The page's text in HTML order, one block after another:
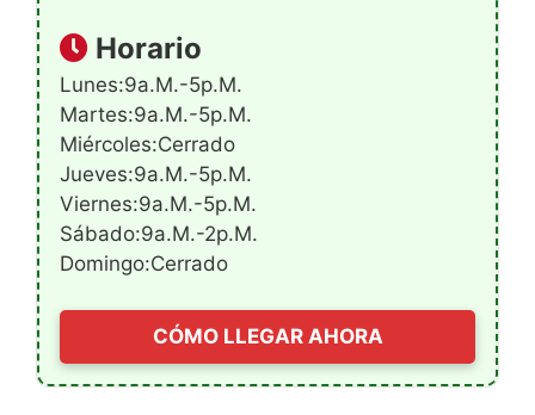
Horario
Lunes:9a.m.-5p.m.
Martes:9a.m.-5p.m.
Miércoles:Cerrado
Jueves:9a.m.-5p.m.
Viernes:9a.m.-5p.m.
Sábado:9a.m.-2p.m.
Domingo:Cerrado
CÓMO LLEGAR AHORA